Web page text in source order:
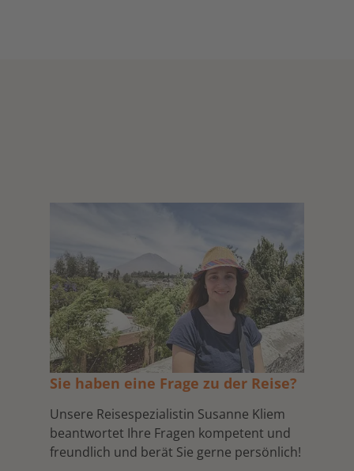
Sie haben eine Frage zu der Reise?
Unsere Reisespezialistin Susanne Kliem
beantwortet Ihre Fragen kompetent und
freundlich und berät Sie gerne persönlich!